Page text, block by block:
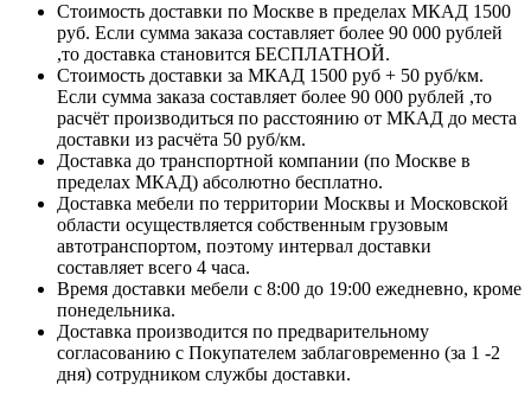
Стоимость доставки по Москве в пределах МКАД 1500
руб. Если сумма заказа составляет более 90 000 рублей
,то доставка становится БЕСПЛАТНОЙ.
Стоимость доставки за МКАД 1500 руб + 50 руб/км.
Если сумма заказа составляет более 90 000 рублей ,то
расчёт производиться по расстоянию от МКАД до места
доставки из расчёта 50 руб/км.
Доставка до транспортной компании (по Москве в
пределах МКАД) абсолютно бесплатно.
Доставка мебели по территории Москвы и Московской
области осуществляется собственным грузовым
автотранспортом, поэтому интервал доставки
составляет всего 4 часа.
Время доставки мебели с 8:00 до 19:00 ежедневно, кроме
понедельника.
Доставка производится по предварительному
согласованию с Покупателем заблаговременно (за 1 -2
дня) сотрудником службы доставки.